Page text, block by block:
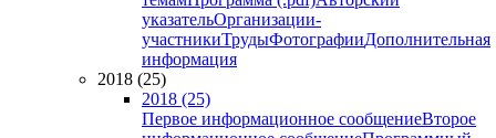
указательОрганизации-
участникиТрудыФотографииДополнительная
информация
2018 (25)
2018 (25)
Первое информационное сообщениеВторое